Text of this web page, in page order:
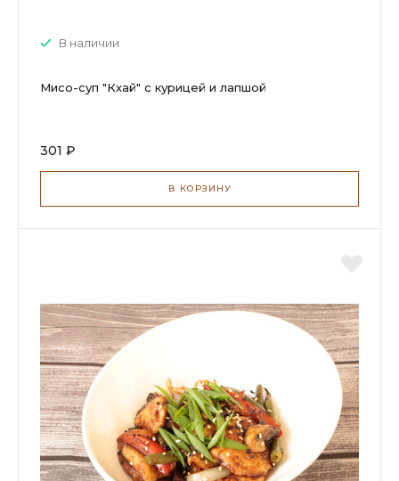
В наличии
Мисо-суп "Кхай" с курицей и лапшой
301 ₽
В КОРЗИНУ